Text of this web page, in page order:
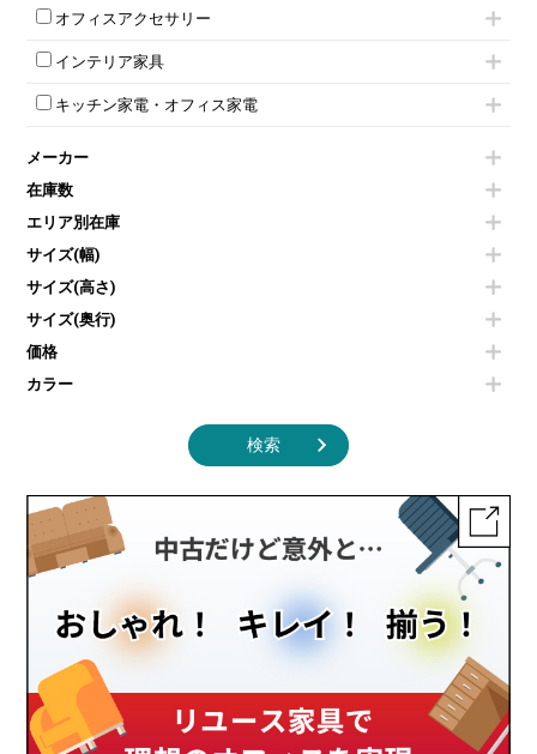
ダイヤル錠ロッカー
ワードローブ・クローゼット
会議テーブルW1800～
平行スタックテーブル
会議テーブルその他
ミーティングチェアその他
パーテーションその他
壁掛けホワイトボード
ホワイトボードその他
電話機（ビジネスフォン）
シュレッダー
スクリーン
その他OA機器
オフィスアクセサリー
チェア用台車
演台・講演台・演説台
防音パネル
コートハンガー・ポールハンガー
傘立て
食器棚・キッチンキャビネット
カタログスタンド
オフィスアクセサリーその他
インテリア家具
モールドチェア
ダイニングチェア
カウンターテーブル
センターテーブル・サイドテーブル
ベンチ・スツール
ソファ
シェルフ
ダストボックス（ゴミ箱）
インテリア家具その他
キッチン家電・オフィス家電
冷蔵庫・洗濯機
空気清浄機・加湿器
液晶テレビ・モニター類
エアコン
照明機器
掃除機
季節家電
メーカー
在庫数
エリア別在庫
サイズ(幅)
サイズ(高さ)
サイズ(奥行)
価格
カラー
検索